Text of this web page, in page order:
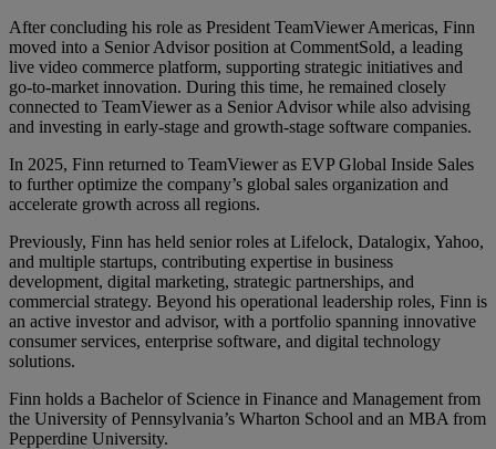
After concluding his role as President TeamViewer Americas, Finn
moved into a Senior Advisor position at CommentSold, a leading
live video commerce platform, supporting strategic initiatives and
go-to-market innovation. During this time, he remained closely
connected to TeamViewer as a Senior Advisor while also advising
and investing in early-stage and growth-stage software companies.
In 2025, Finn returned to TeamViewer as EVP Global Inside Sales
to further optimize the company’s global sales organization and
accelerate growth across all regions.
Previously, Finn has held senior roles at Lifelock, Datalogix, Yahoo,
and multiple startups, contributing expertise in business
development, digital marketing, strategic partnerships, and
commercial strategy. Beyond his operational leadership roles, Finn is
an active investor and advisor, with a portfolio spanning innovative
consumer services, enterprise software, and digital technology
solutions.
Finn holds a Bachelor of Science in Finance and Management from
the University of Pennsylvania’s Wharton School and an MBA from
Pepperdine University.